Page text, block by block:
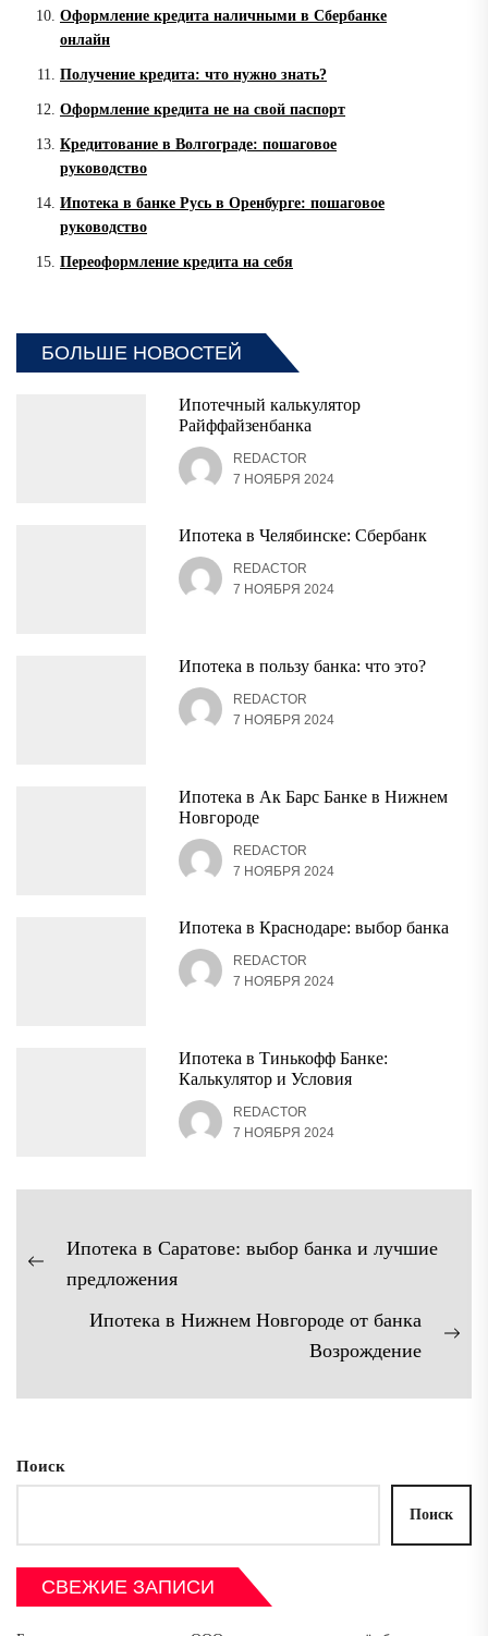
Оформление кредита наличными в Сбербанке
онлайн
Получение кредита: что нужно знать?
Оформление кредита не на свой паспорт
Кредитование в Волгограде: пошаговое
руководство
Ипотека в банке Русь в Оренбурге: пошаговое
руководство
Переоформление кредита на себя
БОЛЬШЕ НОВОСТЕЙ
Ипотечный калькулятор
Райффайзенбанка
REDACTOR
7 НОЯБРЯ 2024
Ипотека в Челябинске: Сбербанк
REDACTOR
7 НОЯБРЯ 2024
Ипотека в пользу банка: что это?
REDACTOR
7 НОЯБРЯ 2024
Ипотека в Ак Барс Банке в Нижнем
Новгороде
REDACTOR
7 НОЯБРЯ 2024
Ипотека в Краснодаре: выбор банка
REDACTOR
7 НОЯБРЯ 2024
Ипотека в Тинькофф Банке:
Калькулятор и Условия
REDACTOR
7 НОЯБРЯ 2024
Навигация
по
записям
Предыдущая
Ипотека в Саратове: выбор банка и лучшие
предложения
Ипотека в Нижнем Новгороде от банка
Возрождение
Поиск
Поиск
СВЕЖИЕ ЗАПИСИ